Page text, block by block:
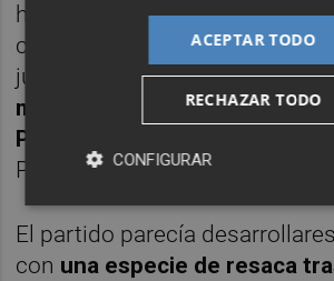
hasta ese momento, suponía
como es la coincidencia en el
juego de
los tres jugadores
más partidos disputados en
Primera División española
Parejo y Koke, en ese orden—.
El partido parecía
con una especie de resaca
ACEPTAR TODO
RECHAZAR TODO
CONFIGURAR